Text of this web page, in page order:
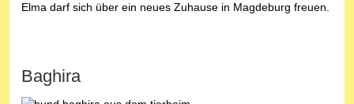
Elma darf sich über ein neues Zuhause in Magdeburg freuen.
Baghira